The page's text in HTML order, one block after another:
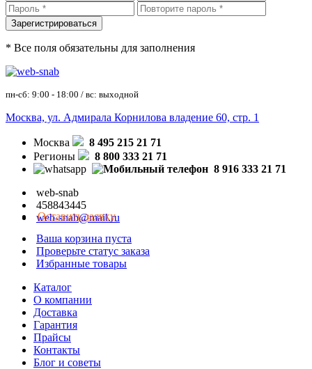
* Все поля обязательны для заполнения
пн-сб: 9:00 - 18:00 / вс: выходной
Москва, ул. Адмирала Корнилова владение 60, стр. 1
Москва
8 495 215 21 71
Регионы
8 800 333 21 71
8 916 333 21 71
web-snab
458843445
web-snab@mail.ru
Оставить заявку
Ваша корзина пуста
Проверьте статус заказа
Избранные товары
Каталог
О компании
Доставка
Гарантия
Прайсы
Контакты
Блог и советы